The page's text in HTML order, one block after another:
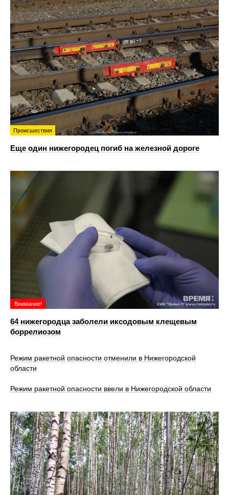
Происшествия
Еще один нижегородец погиб на железной дороге
Внимание!
64 нижегородца заболели иксодовым клещевым
боррелиозом
Режим ракетной опасности отменили в Нижегородской
области
Режим ракетной опасности ввели в Нижегородской области